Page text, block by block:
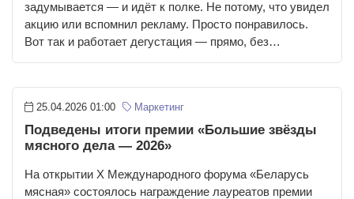
задумывается — и идёт к полке. Не потому, что увидел
акцию или вспомнил рекламу. Просто понравилось.
Вот так и работает дегустация — прямо, без…
25.04.2026 01:00 Маркетинг
Подведены итоги премии «Большие звёзды
мясного дела — 2026»
На открытии Х Международного форума «Беларусь
мясная» состоялось награждение лауреатов премии